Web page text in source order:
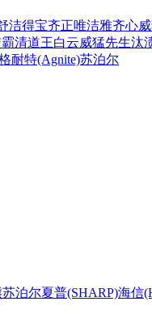
洁得宝齐正唯洁雅齐心
清道王白云威猛先生汰
耐特(Agnite)苏泊尔
苏泊尔夏普(SHARP)海信